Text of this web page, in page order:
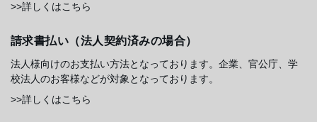
>>詳しくはこちら
請求書払い（法人契約済みの場合）
法人様向けのお支払い方法となっております。企業、官公庁、学
校法人のお客様などが対象となっております。
>>詳しくはこちら